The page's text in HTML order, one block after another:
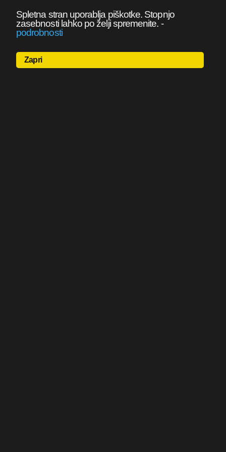
Spletna stran uporablja piškotke. Stopnjo
zasebnosti lahko po želji spremenite. -
podrobnosti
Zapri